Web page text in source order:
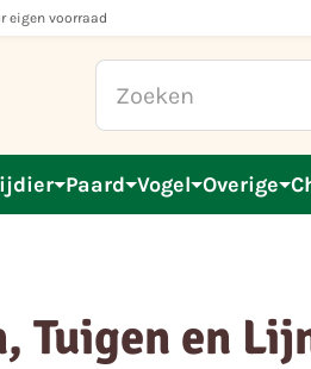
eigen voorraad
Paard Vogel Overige
Tuigen en